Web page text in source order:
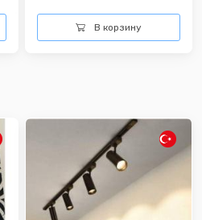
В корзину